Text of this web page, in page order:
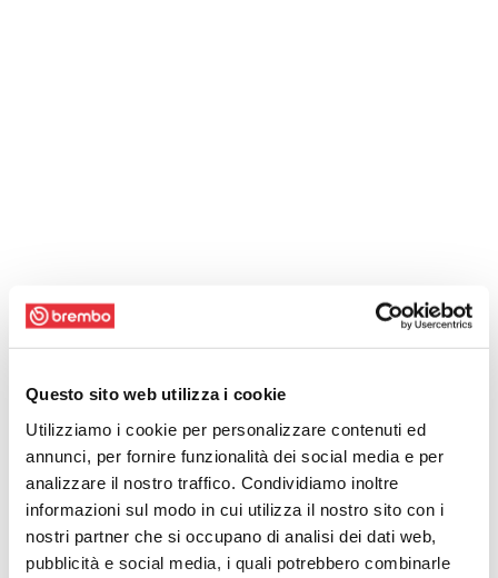
Questo sito web utilizza i cookie
Utilizziamo i cookie per personalizzare contenuti ed
annunci, per fornire funzionalità dei social media e per
analizzare il nostro traffico. Condividiamo inoltre
informazioni sul modo in cui utilizza il nostro sito con i
nostri partner che si occupano di analisi dei dati web,
pubblicità e social media, i quali potrebbero combinarle